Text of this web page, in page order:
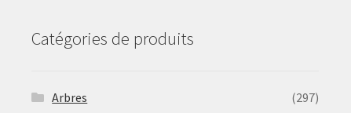
page
Catégories de produits
Arbres
(297)